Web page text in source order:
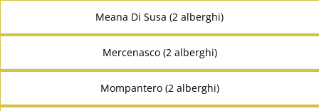
Meana Di Susa (2 alberghi)
Mercenasco (2 alberghi)
Mompantero (2 alberghi)